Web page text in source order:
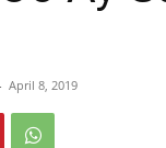
April 8, 2019